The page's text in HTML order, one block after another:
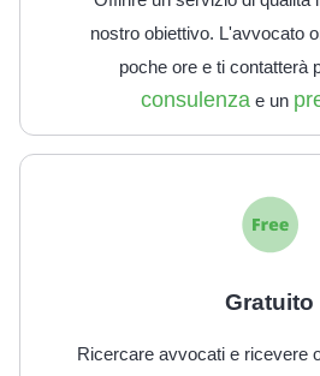
nostro obiettivo. L'avvocato
poche ore e ti contatterà
consulenza e un
Gratuito
Ricercare avvocati e ricevere